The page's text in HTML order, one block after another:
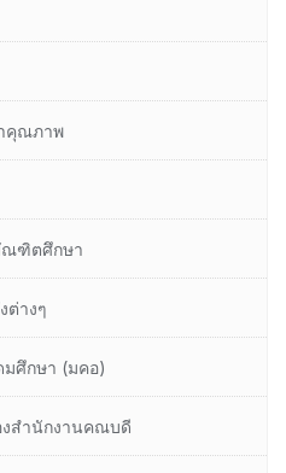
คุณภาพ
ณฑิตศึกษา
ต่างๆ
ศึกษา (มคอ)
งสำนักงานคณบดี